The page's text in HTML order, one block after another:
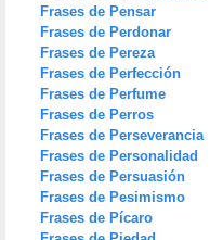
Frases de Pensar
Frases de Perdonar
Frases de Pereza
Frases de Perfección
Frases de Perfume
Frases de Perros
Frases de Perseverancia
Frases de Personalidad
Frases de Persuasión
Frases de Pesimismo
Frases de Pícaro